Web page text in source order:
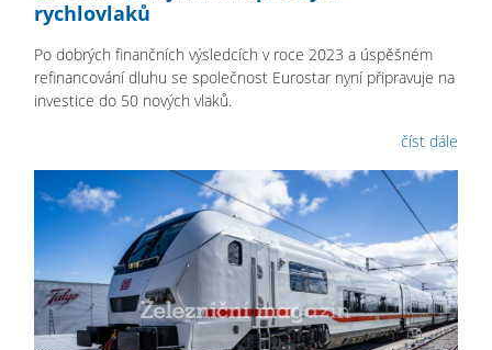
rychlovlaků
Po dobrých finančních výsledcích v roce 2023 a úspěšném
refinancování dluhu se společnost Eurostar nyní připravuje na
investice do 50 nových vlaků.
číst dále